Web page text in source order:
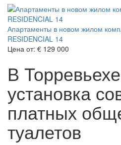
Апартаменты в новом жилом
RESIDENCIAL 14
Цена от: € 129 000
В
установка
платных
туалетов